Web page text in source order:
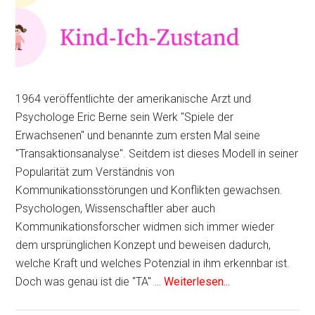
1964 veröffentlichte der amerikanische Arzt und
Psychologe Eric Berne sein Werk "Spiele der
Erwachsenen" und benannte zum ersten Mal seine
"Transaktionsanalyse". Seitdem ist dieses Modell in seiner
Popularität zum Verständnis von
Kommunikationsstörungen und Konflikten gewachsen.
Psychologen, Wissenschaftler aber auch
Kommunikationsforscher widmen sich immer wieder
dem ursprünglichen Konzept und beweisen dadurch,
welche Kraft und welches Potenzial in ihm erkennbar ist.
Doch was genau ist die "TA" …Weiterlesen...